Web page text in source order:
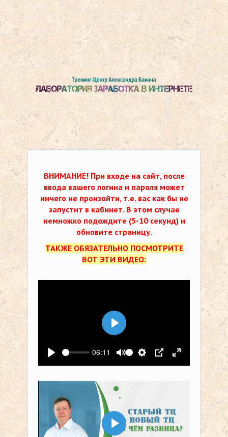
ВНИМАНИЕ! При входе на сайт, после
ввода вашего логина и пароля может
ничего не произойти, т.е. вас как бы не
запустит в кабинет. В этом случае
немножко подождите (5-10 секунд) и
обновите страницу.
ТАКЖЕ ОБЯЗАТЕЛЬНО ПОСМОТРИТЕ
ВОТ ЭТИ ВИДЕО:
Воспроизвести
06:11
Выключить звук
Настройки
PIP На весь
Воспроизвести